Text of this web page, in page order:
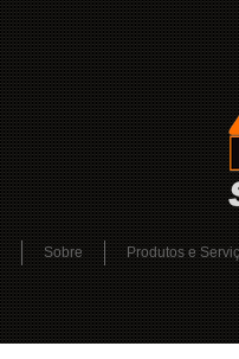
Sobre Produtos e